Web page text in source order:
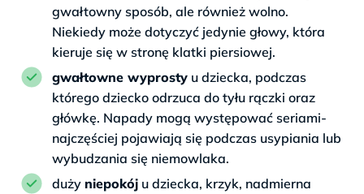
gwałtowny sposób, ale również wolno.
Niekiedy może dotyczyć jedynie głowy, która
kieruje się w stronę klatki piersiowej.
gwałtowne wyprosty u dziecka, podczas
którego dziecko odrzuca do tyłu rączki oraz
główkę. Napady mogą występować seriami-
najczęściej pojawiają się podczas usypiania lub
wybudzania się niemowlaka.
duży niepokój u dziecka, krzyk, nadmierna